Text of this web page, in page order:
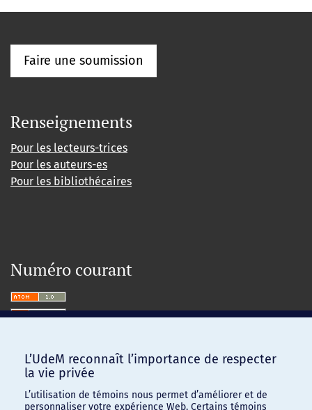
Faire une soumission
Renseignements
Pour les lecteurs-trices
Pour les auteurs-es
Pour les bibliothécaires
Numéro courant
L’UdeM reconnaît l’importance de respecter
la vie privée
L’utilisation de témoins nous permet d’améliorer et de
personnaliser votre expérience Web. Certains témoins